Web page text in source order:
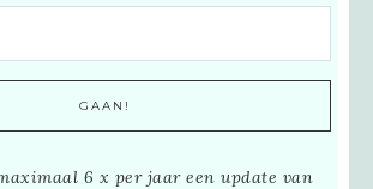
6 x per jaar een update van